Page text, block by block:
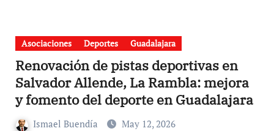
Asociaciones Deportes Guadalajara
Renovación de pistas deportivas en
Salvador Allende, La Rambla: mejora
y fomento del deporte en Guadalajara
Ismael Buendía May 12, 2026